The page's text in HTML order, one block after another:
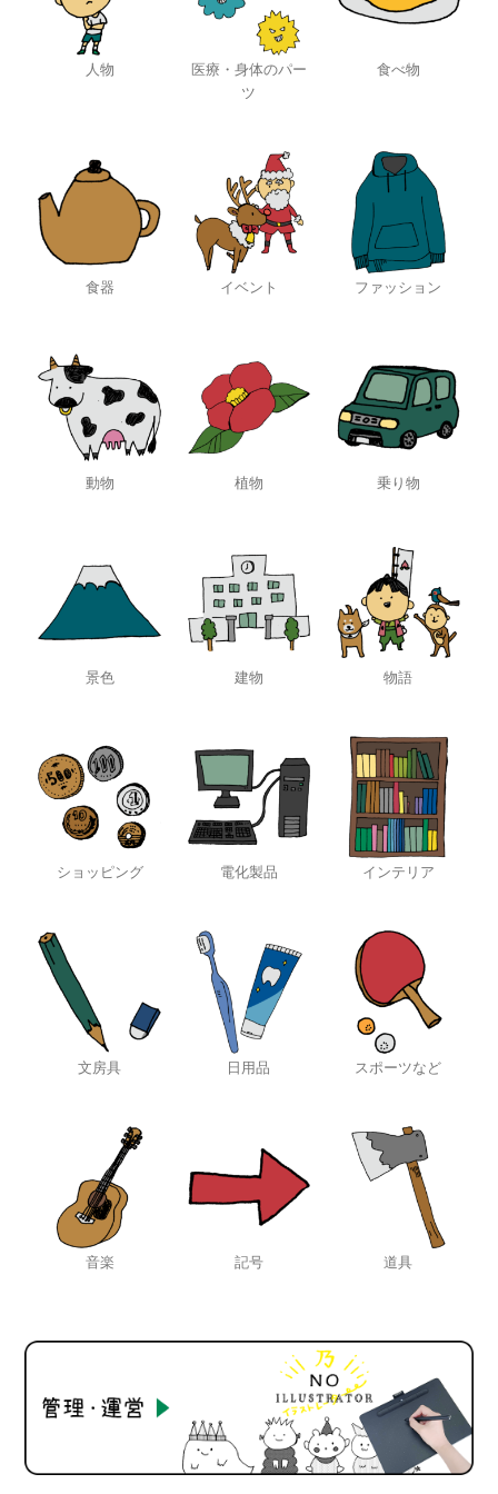
人物
医療・身体のパー
ツ
食べ物
食器 イベント ファッション
動物 植物 乗り物
景色 建物 物語
ショッピング 電化製品 インテリア
文房具 日用品 スポーツなど
音楽 記号 道具